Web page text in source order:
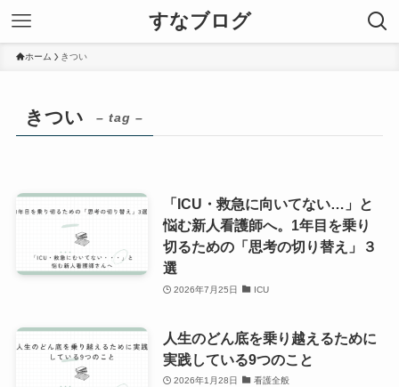
すなブログ
ホーム きつい
きつい – tag –
「ICU・救急に向いてない…」と
悩む新人看護師へ。1年目を乗り
切るための「思考の切り替え」３
選
2026年7月25日 ICU
人生のどん底を乗り越えるために
実践している9つのこと
2026年1月28日 看護全般